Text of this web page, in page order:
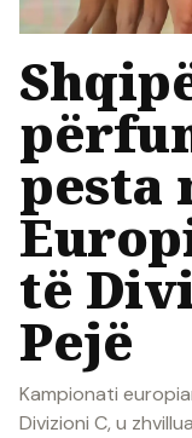
pesta
të
Pejë
Kampionati
Divizioni C, u